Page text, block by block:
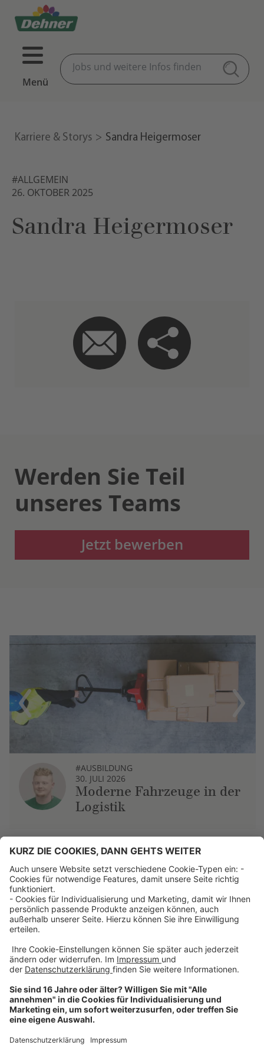
Menü
Karriere & Storys Sandra Heigermoser
#ALLGEMEIN
26. OKTOBER 2025
Sandra Heigermoser
Werden Sie Teil
unseres Teams
Jetzt bewerben
Previous
#AUSBILDUNG
30. JULI 2026
Moderne Fahrzeuge in der
Logistik
Next
Über uns
Dehner Unternehmen
Jobs bei Dehner